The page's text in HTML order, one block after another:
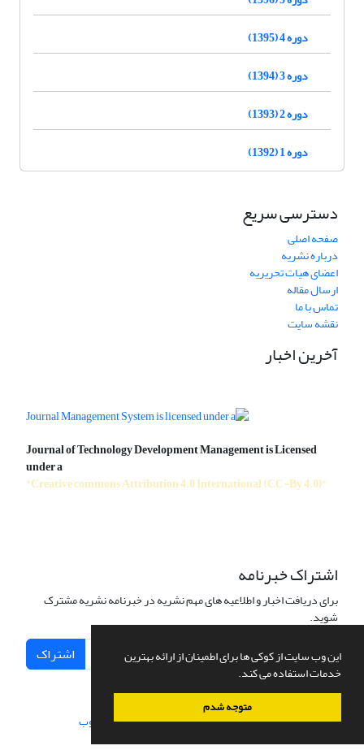
این وب سایت از کوکی ها برای اطمینان از ارائه بهترین
خدمات استفاده می کند.
متوجه شدم
دوره 4 (1395)
دوره 3 (1394)
دوره 2 (1393)
دوره 1 (1392)
دسترسی سریع
صفحه اصلی
درباره نشریه
اعضای هیات تحریریه
ارسال مقاله
تماس با ما
نقشه سایت
آخرین اخبار
Journal of Technology Development Management is Licensed
under a
"Creative commons Attribution 4.0 International (CC-By 4.0)"
اشتراک خبرنامه
برای دریافت اخبار و اطلاعیه های مهم نشریه در خبرنامه نشریه مشترک
شوید.
اشتراک
سامانه مدیریت نشریات علمی.طراحی و پیاده سازی از سیناوب